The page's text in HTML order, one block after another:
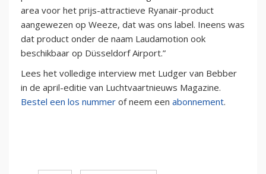
area voor het prijs-attractieve Ryanair-product
aangewezen op Weeze, dat was ons label. Ineens was
dat product onder de naam Laudamotion ook
beschikbaar op Düsseldorf Airport.”
Lees het volledige interview met Ludger van Bebber
in de april-editie van Luchtvaartnieuws Magazine.
Bestel een los nummer of neem een abonnement.